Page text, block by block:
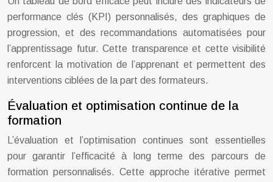
performance clés (KPI) personnalisés, des graphiques de
progression, et des recommandations automatisées pour
l’apprentissage futur. Cette transparence et cette visibilité
renforcent la motivation de l’apprenant et permettent des
interventions ciblées de la part des formateurs.
Évaluation et optimisation continue de la
formation
L’évaluation et l’optimisation continues sont essentielles
pour garantir l’efficacité à long terme des parcours de
formation personnalisés. Cette approche itérative permet